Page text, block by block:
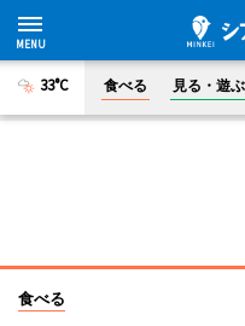
33°C 食べる 見る・遊ぶ
食べる